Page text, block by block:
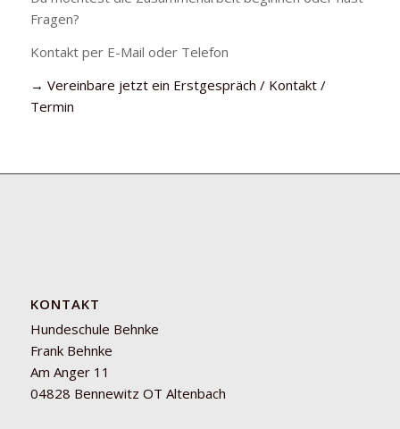
Fragen?
Kontakt per E-Mail oder Telefon
→ Vereinbare jetzt ein Erstgespräch / Kontakt /
Termin
KONTAKT
Hundeschule Behnke
Frank Behnke
Am Anger 11
04828 Bennewitz OT Altenbach